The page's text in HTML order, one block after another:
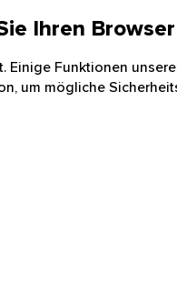
Ihren Browser
Einige Funktionen
um mögliche